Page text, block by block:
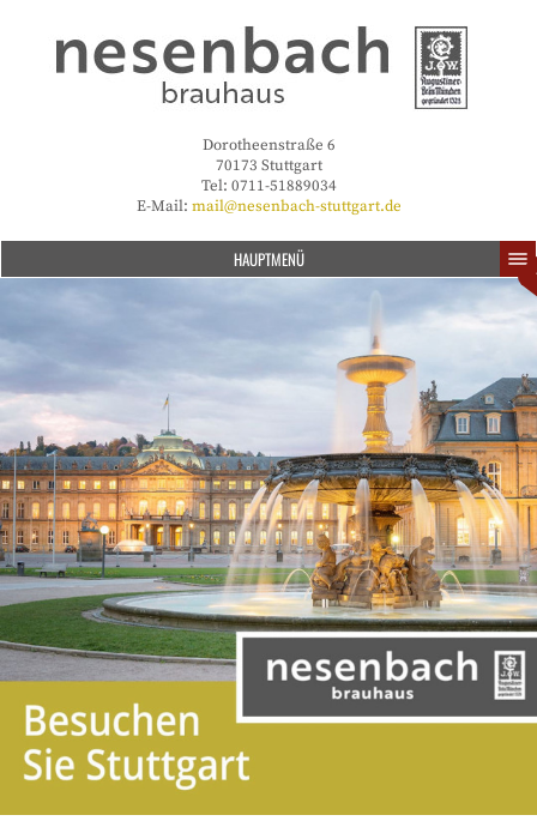
Dorotheenstraße 6
70173 Stuttgart
Tel: 0711-51889034
E-Mail: mail@nesenbach-stuttgart.de
HAUPTMENÜ